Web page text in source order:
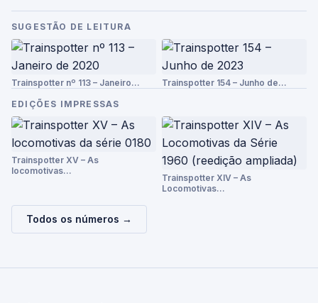
SUGESTÃO DE LEITURA
Trainspotter nº 113 – Janeiro…
Trainspotter 154 – Junho de…
EDIÇÕES IMPRESSAS
Trainspotter XV – As
locomotivas…
Trainspotter XIV – As
Locomotivas…
Todos os números →